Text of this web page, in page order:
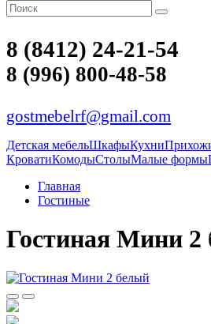
8 (8412) 24-21-54
8 (996) 800-48-58
gostmebelrf@gmail.com
Детская мебельШкафыКухни
КроватиКомодыСтолыМалые формы
Главная
Гостиные
Гостиная Мини 2